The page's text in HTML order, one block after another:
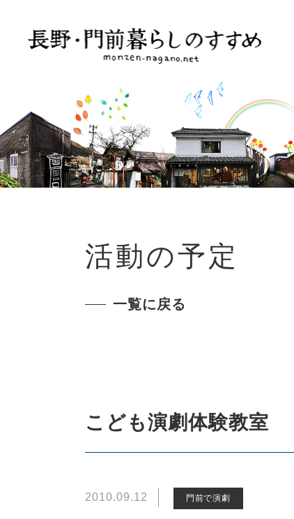
活動の予定
一覧に戻る
こども演劇体験教室
2010.09.12 門前で演劇